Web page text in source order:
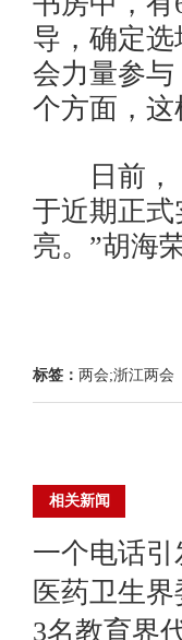
导，确定
会力量参
个方面，这
日前，《
于近期正
亮。”胡海
标签： 两会;浙江两会
相关新闻
一个电话
医药卫生
3名教育界